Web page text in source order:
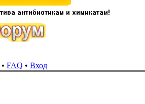
• FAQ • Вход